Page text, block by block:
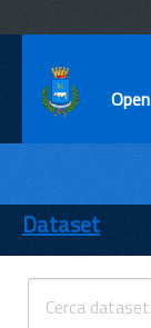
ENTI
TEMI
INFORMAZIONI
Dataset